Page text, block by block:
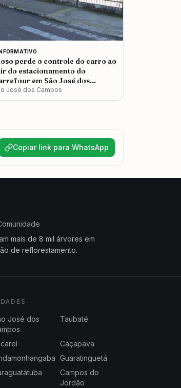
INFORMATIVO
perde o controle do carro ao
do estacionamento do
em São José dos
José dos Campos
Copiar link para WhatsApp
mais de 8 mil árvores em
de reflorestamento.
José dos
Taubaté
Caçapava
Guaratinguetá
Campos do
Jordão